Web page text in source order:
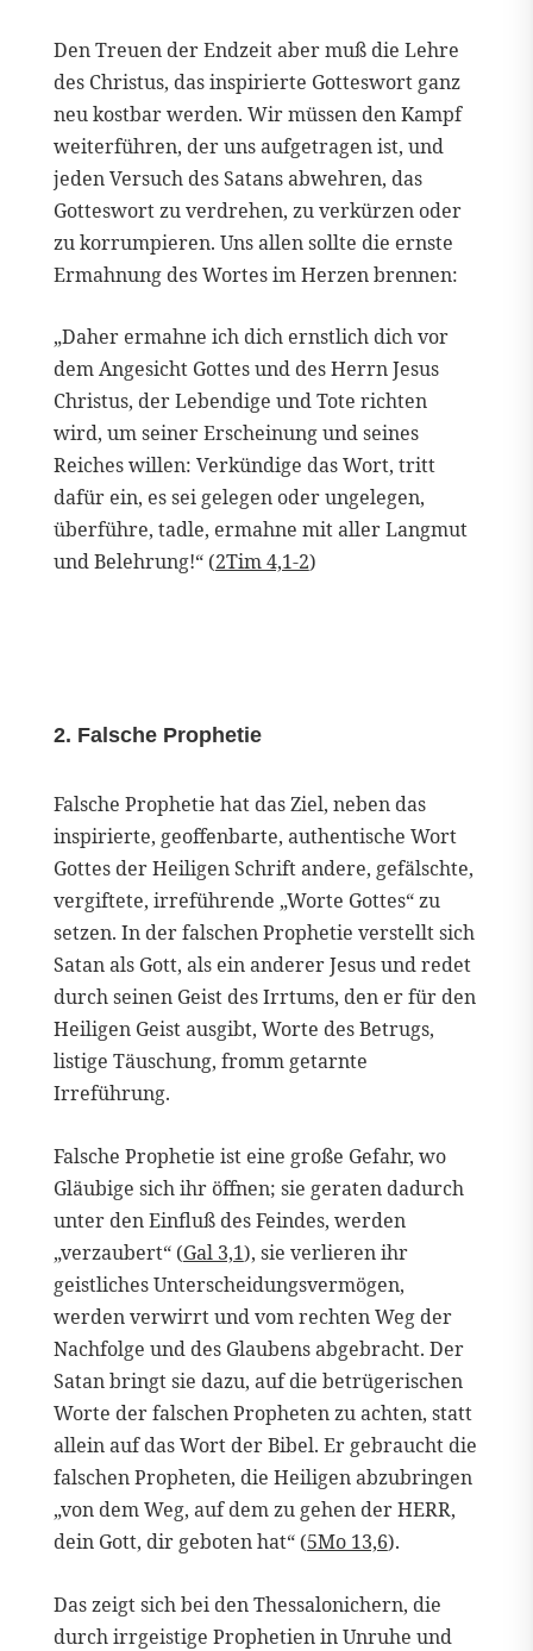
Den Treuen der Endzeit aber muß die Lehre
des Christus, das inspirierte Gotteswort ganz
neu kostbar werden. Wir müssen den Kampf
weiterführen, der uns aufgetragen ist, und
jeden Versuch des Satans abwehren, das
Gotteswort zu verdrehen, zu verkürzen oder
zu korrumpieren. Uns allen sollte die ernste
Ermahnung des Wortes im Herzen brennen:
„Daher ermahne ich dich ernstlich dich vor
dem Angesicht Gottes und des Herrn Jesus
Christus, der Lebendige und Tote richten
wird, um seiner Erscheinung und seines
Reiches willen: Verkündige das Wort, tritt
dafür ein, es sei gelegen oder ungelegen,
überführe, tadle, ermahne mit aller Langmut
und Belehrung!“ (2Tim 4,1-2)
2. Falsche Prophetie
Falsche Prophetie hat das Ziel, neben das
inspirierte, geoffenbarte, authentische Wort
Gottes der Heiligen Schrift andere, gefälschte,
vergiftete, irreführende „Worte Gottes“ zu
setzen. In der falschen Prophetie verstellt sich
Satan als Gott, als ein anderer Jesus und redet
durch seinen Geist des Irrtums, den er für den
Heiligen Geist ausgibt, Worte des Betrugs,
listige Täuschung, fromm getarnte
Irreführung.
Falsche Prophetie ist eine große Gefahr, wo
Gläubige sich ihr öffnen; sie geraten dadurch
unter den Einfluß des Feindes, werden
„verzaubert“ (Gal 3,1), sie verlieren ihr
geistliches Unterscheidungsvermögen,
werden verwirrt und vom rechten Weg der
Nachfolge und des Glaubens abgebracht. Der
Satan bringt sie dazu, auf die betrügerischen
Worte der falschen Propheten zu achten, statt
allein auf das Wort der Bibel. Er gebraucht die
falschen Propheten, die Heiligen abzubringen
„von dem Weg, auf dem zu gehen der HERR,
dein Gott, dir geboten hat“ (5Mo 13,6).
Das zeigt sich bei den Thessalonichern, die
durch irrgeistige Prophetien in Unruhe und